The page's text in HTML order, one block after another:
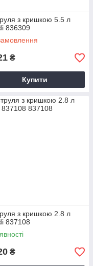
з кришкою 5.5 л
836309
₴
Купити
з кришкою 2.8 л
837108
₴